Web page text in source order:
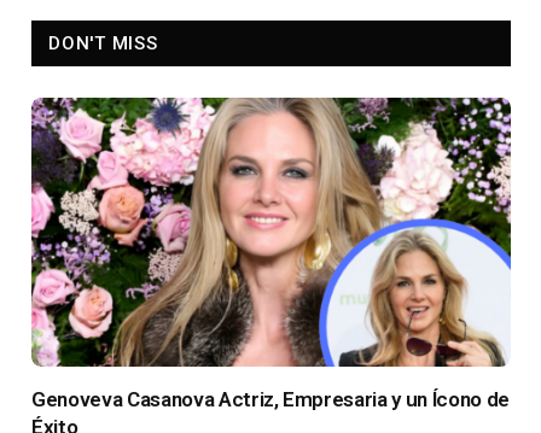
DON'T MISS
Genoveva Casanova Actriz, Empresaria y un Ícono de
Éxito